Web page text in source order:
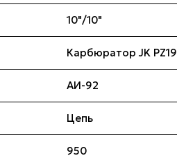
10"/10"
Карбюратор JK PZ19
АИ-92
Цепь
950